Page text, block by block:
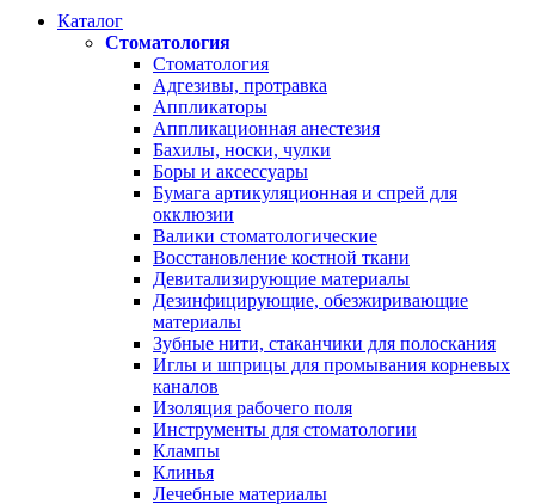
Каталог
Стоматология
Стоматология
Адгезивы, протравка
Аппликаторы
Аппликационная анестезия
Бахилы, носки, чулки
Боры и аксессуары
Бумага артикуляционная и спрей для
окклюзии
Валики стоматологические
Восстановление костной ткани
Девитализирующие материалы
Дезинфицирующие, обезжиривающие
материалы
Зубные нити, стаканчики для полоскания
Иглы и шприцы для промывания корневых
каналов
Изоляция рабочего поля
Инструменты для стоматологии
Клампы
Клинья
Лечебные материалы